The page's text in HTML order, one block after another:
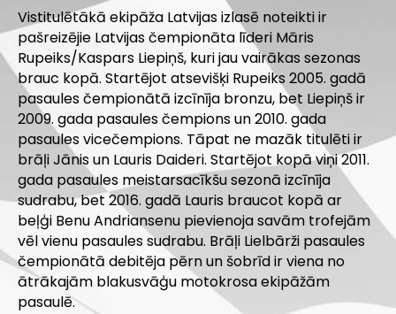
Vistitulētākā ekipāža Latvijas izlasē noteikti ir
pašreizējie Latvijas čempionāta līderi Māris
Rupeiks/Kaspars Liepiņš, kuri jau vairākas sezonas
brauc kopā. Startējot atsevišķi Rupeiks 2005. gadā
pasaules čempionātā izcīnīja bronzu, bet Liepiņš ir
2009. gada pasaules čempions un 2010. gada
pasaules vicečempions. Tāpat ne mazāk titulēti ir
brāļi Jānis un Lauris Daideri. Startējot kopā viņi 2011.
gada pasaules meistarsacīkšu sezonā izcīnīja
sudrabu, bet 2016. gadā Lauris braucot kopā ar
beļģi Benu Andriansenu pievienoja savām trofejām
vēl vienu pasaules sudrabu. Brāļi Lielbārži pasaules
čempionātā debitēja pērn un šobrīd ir viena no
ātrākajām blakusvāģu motokrosa ekipāžām
pasaulē.